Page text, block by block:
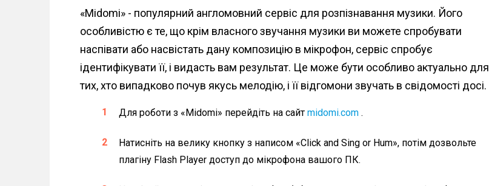
«Midomi» - популярний англомовний сервіс для розпізнавання музики. Його
особливістю є те, що крім власного звучання музики ви можете спробувати
наспівати або насвістать дану композицію в мікрофон, сервіс спробує
ідентифікувати її, і видасть вам результат. Це може бути особливо актуально для
тих, хто випадково почув якусь мелодію, і її відгомони звучать в свідомості досі.
Для роботи з «Midomi» перейдіть на сайт midomi.com .
Натисніть на велику кнопку з написом «Click and Sing or Hum», потім дозвольте
плагіну Flash Player доступ до мікрофона вашого ПК.